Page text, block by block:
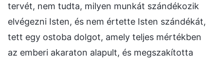
tervét, nem tudta, milyen munkát szándékozik
elvégezni Isten, és nem értette Isten szándékát,
tett egy ostoba dolgot, amely teljes mértékben
az emberi akaraton alapult, és megszakította